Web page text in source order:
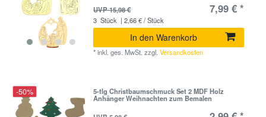
UVP 15,98 €
7,99 € *
3 Stück | 2,66 € / Stück
In den Warenkorb
*inkl. ges. MwSt. zzgl.Versandkosten
-50% 5-tlg Christbaumschmuck Set 2 MDF Holz
Anhänger Weihnachten zum Bemalen